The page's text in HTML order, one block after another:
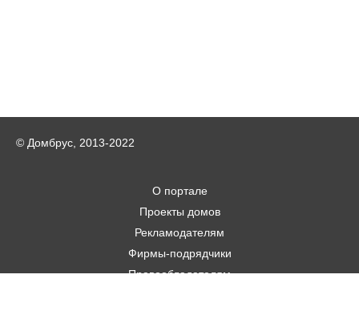
© Домбрус, 2013-2022
О портале
Проекты домов
Рекламодателям
Фирмы-подрядчики
Правообладателям